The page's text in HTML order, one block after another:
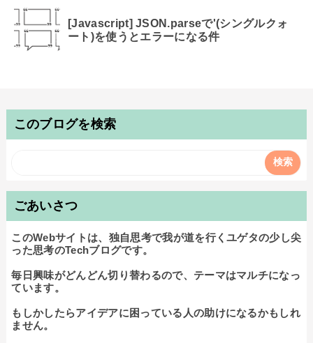
[Javascript] JSON.parseで'(シングルクォ
ート)を使うとエラーになる件
このブログを検索
ごあいさつ
このWebサイトは、独自思考で我が道を行くユゲタの少し尖
った思考のTechブログです。
毎日興味がどんどん切り替わるので、テーマはマルチになっ
ています。
もしかしたらアイデアに困っている人の助けになるかもしれ
ません。